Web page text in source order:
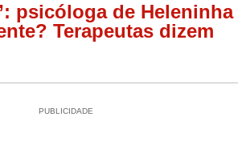
psicóloga de Heleninha
Terapeutas dizem
PUBLICIDADE